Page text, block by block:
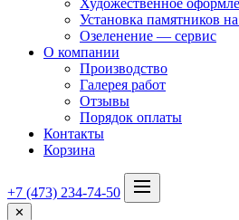
Художественное
Установка памятников
Озеленение — сервис
О компании
Производство
Галерея работ
Отзывы
Порядок оплаты
Контакты
Корзина
+7 (473) 234-74-50
✕